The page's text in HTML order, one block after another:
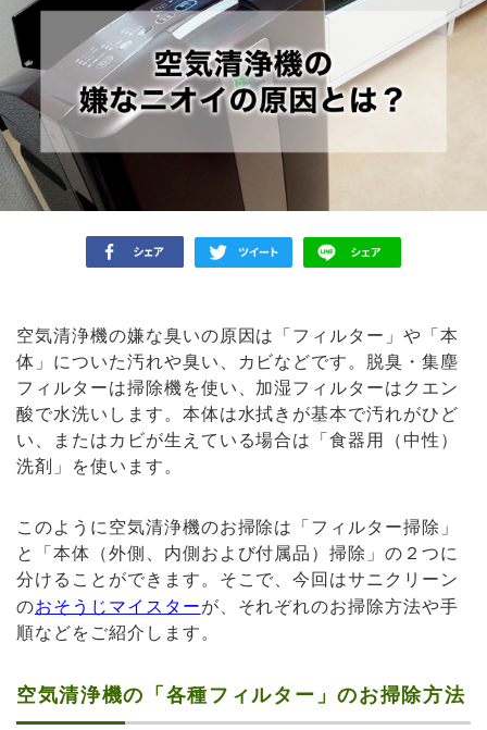
空気清浄機の嫌な臭いの原因は「フィルター」や「本
体」についた汚れや臭い、カビなどです。脱臭・集塵
フィルターは掃除機を使い、加湿フィルターはクエン
酸で水洗いします。本体は水拭きが基本で汚れがひど
い、またはカビが生えている場合は「食器用（中性）
洗剤」を使います。
このように空気清浄機のお掃除は「フィルター掃除」
と「本体（外側、内側および付属品）掃除」の２つに
分けることができます。そこで、今回はサニクリーン
のおそうじマイスターが、それぞれのお掃除方法や手
順などをご紹介します。
空気清浄機の「各種フィルター」のお掃除方法